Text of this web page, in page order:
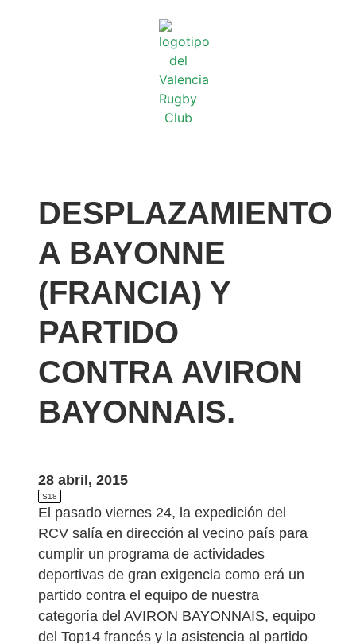
DESPLAZAMIENTO
A BAYONNE
(FRANCIA) Y
PARTIDO
CONTRA AVIRON
BAYONNAIS.
28 abril, 2015
S18
El pasado viernes 24, la expedición del
RCV salía en dirección al vecino país para
cumplir un programa de actividades
deportivas de gran exigencia como erá un
partido contra el equipo de nuestra
categoría del AVIRON BAYONNAIS, equipo
del Top14 francés y la asistencia al partido